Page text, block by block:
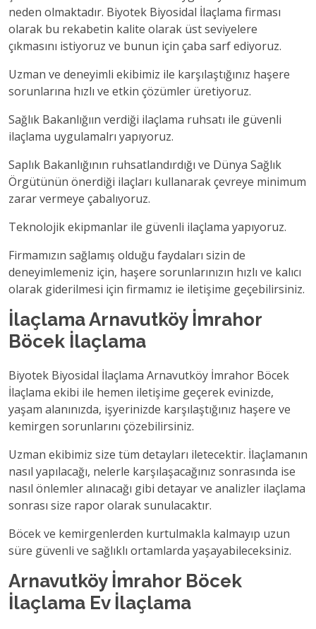
neden olmaktadır. Biyotek Biyosidal İlaçlama firması
olarak bu rekabetin kalite olarak üst seviyelere
çıkmasını istiyoruz ve bunun için çaba sarf ediyoruz.
Uzman ve deneyimli ekibimiz ile karşılaştığınız haşere
sorunlarına hızlı ve etkin çözümler üretiyoruz.
Sağlık Bakanlığıın verdiği ilaçlama ruhsatı ile güvenli
ilaçlama uygulamalrı yapıyoruz.
Saplık Bakanlığının ruhsatlandırdığı ve Dünya Sağlık
Örgütünün önerdiği ilaçları kullanarak çevreye minimum
zarar vermeye çabalıyoruz.
Teknolojik ekipmanlar ile güvenli ilaçlama yapıyoruz.
Firmamızın sağlamış olduğu faydaları sizin de
deneyimlemeniz için, haşere sorunlarınızın hızlı ve kalıcı
olarak giderilmesi için firmamız ie iletişime geçebilirsiniz.
İlaçlama Arnavutköy İmrahor
Böcek İlaçlama
Biyotek Biyosidal İlaçlama Arnavutköy İmrahor Böcek
İlaçlama ekibi ile hemen iletişime geçerek evinizde,
yaşam alanınızda, işyerinizde karşılaştığınız haşere ve
kemirgen sorunlarını çözebilirsiniz.
Uzman ekibimiz size tüm detayları iletecektir. İlaçlamanın
nasıl yapılacağı, nelerle karşılaşacağınız sonrasında ise
nasıl önlemler alınacağı gibi detayar ve analizler ilaçlama
sonrası size rapor olarak sunulacaktır.
Böcek ve kemirgenlerden kurtulmakla kalmayıp uzun
süre güvenli ve sağlıklı ortamlarda yaşayabileceksiniz.
Arnavutköy İmrahor Böcek
İlaçlama Ev İlaçlama